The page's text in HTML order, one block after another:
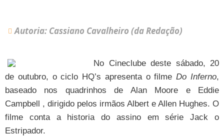
Autoria: Cassiano Cavalheiro (da Redação)
No Cineclube deste sábado, 20
de outubro, o ciclo HQ’s apresenta o filmeDo Inferno,
baseado nos quadrinhos de Alan Moore e Eddie
Campbell , dirigido pelos irmãos Albert e Allen Hughes. O
filme conta a historia do assino em série Jack o
Estripador.